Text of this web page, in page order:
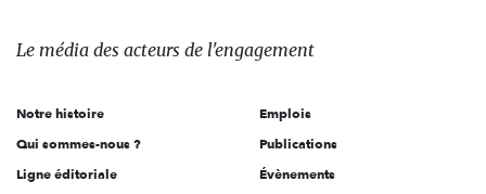
des
l'engagement
Le média des acteurs de l'engagement
Notre histoire
Qui sommes-nous ?
Ligne éditoriale
Emplois
Publications
Évènements